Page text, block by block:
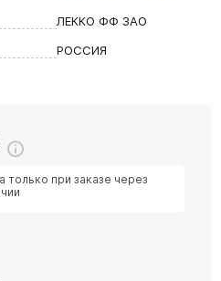
ЛЕККО ФФ ЗАО
РОССИЯ
только при заказе через